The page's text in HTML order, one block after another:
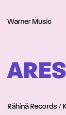
Warner Music
Rähinä Records /